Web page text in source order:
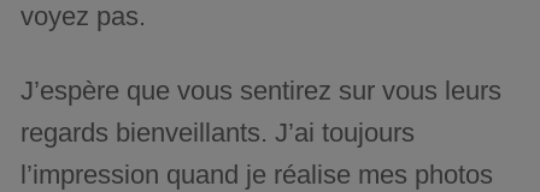
voyez pas.
J’espère que vous sentirez sur vous leurs
regards bienveillants. J’ai toujours
l’impression quand je réalise mes photos